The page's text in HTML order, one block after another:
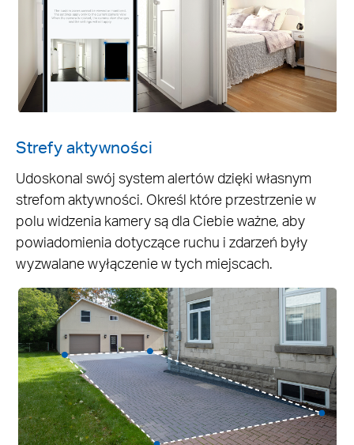
Strefy aktywności
Udoskonal swój system alertów dzięki własnym
strefom aktywności. Określ które przestrzenie w
polu widzenia kamery są dla Ciebie ważne, aby
powiadomienia dotyczące ruchu i zdarzeń były
wyzwalane wyłączenie w tych miejscach.